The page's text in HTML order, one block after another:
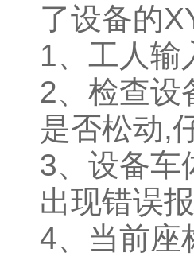
了设备的
1、工人输
2、检查设
是否松动,
3、设备车
出现错误
4、当前座